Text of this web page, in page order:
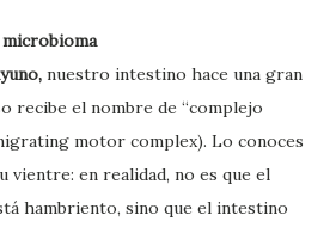
nuestro intestino hace una gran
recibe el nombre de “complejo
motor complex). Lo conoces
vientre: en realidad, no es que el
hambriento, sino que el intestino